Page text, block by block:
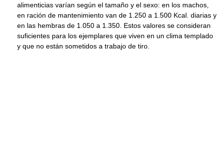
alimenticias varían según el tamaño y el sexo: en los machos,
en ración de mantenimiento van de 1.250 a 1.500 Kcal. diarias y
en las hembras de 1.050 a 1.350. Estos valores se consideran
suficientes para los ejemplares que viven en un clima templado
y que no están sometidos a trabajo de tiro.